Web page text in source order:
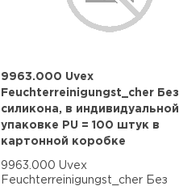
9963.000 Uvex
Feuchterreinigungst_cher Без
силикона, в индивидуальной
упаковке PU = 100 штук в
картонной коробке
9963.000 Uvex
Feuchterreinigungst_cher Без